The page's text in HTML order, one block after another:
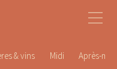
& vins Midi Après-midi